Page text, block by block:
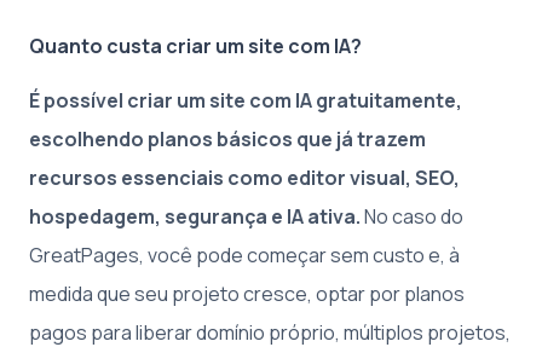
Quanto custa criar um site com IA?
É possível criar um site com IA gratuitamente,
escolhendo planos básicos que já trazem
recursos essenciais como editor visual, SEO,
hospedagem, segurança e IA ativa.No caso do
GreatPages, você pode começar sem custo e, à
medida que seu projeto cresce, optar por planos
pagos para liberar domínio próprio, múltiplos projetos,